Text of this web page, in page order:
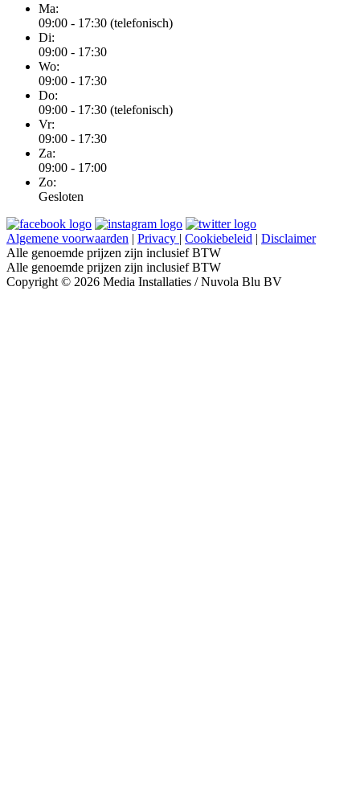
Ma:
09:00 - 17:30 (telefonisch)
Di:
09:00 - 17:30
Wo:
09:00 - 17:30
Do:
09:00 - 17:30 (telefonisch)
Vr:
09:00 - 17:30
Za:
09:00 - 17:00
Zo:
Gesloten
Algemene voorwaarden | Privacy | Cookiebeleid | Disclaimer
Alle genoemde prijzen zijn inclusief BTW
Alle genoemde prijzen zijn inclusief BTW
Copyright © 2026 Media Installaties / Nuvola Blu BV